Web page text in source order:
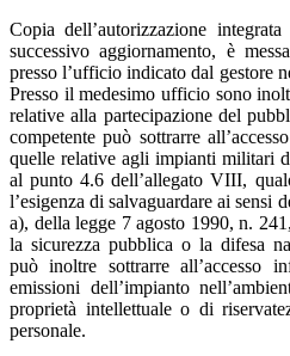
Copia dell’autorizzazione
successivo aggiornamento, è
presso l’ufficio indicato dal gestore
Presso il medesimo ufficio sono
relative alla partecipazione del
competente può sottrarre
quelle relative agli impianti militari
al punto 4.6 dell’allegato VIII,
l’esigenza di salvaguardare ai sensi
a), della legge 7 agosto 1990, n.
la sicurezza pubblica o la difesa
può inoltre sottrarre all’accesso
emissioni dell’impianto
proprietà intellettuale o di
personale.